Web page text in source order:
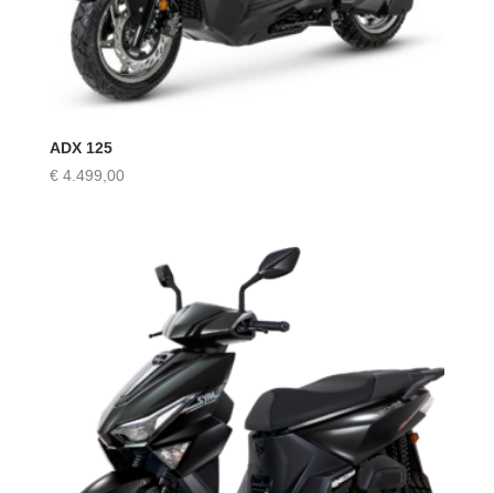
ADX 125
€4.499,00